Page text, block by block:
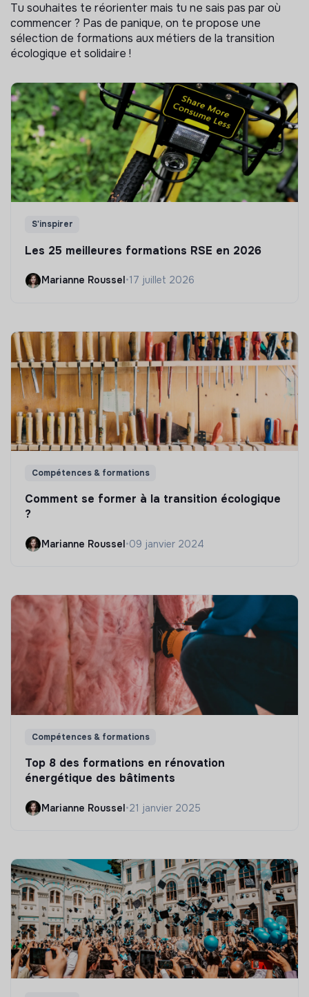
Tu souhaites te réorienter mais tu ne sais pas par où
commencer ? Pas de panique, on te propose une
sélection de formations aux métiers de la transition
écologique et solidaire !
S'inspirer
Les 25 meilleures formations RSE en 2026
Marianne Roussel•17 juillet 2026
Compétences & formations
Comment se former à la transition écologique
?
Marianne Roussel•09 janvier 2024
Compétences & formations
Top 8 des formations en rénovation
énergétique des bâtiments
Marianne Roussel•21 janvier 2025